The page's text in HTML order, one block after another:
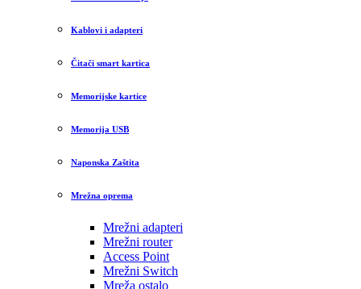
Kablovi i adapteri
Čitači smart kartica
Memorijske kartice
Memorija USB
Naponska Zaštita
Mrežna oprema
Mrežni adapteri
Mrežni router
Access Point
Mrežni Switch
Mreža ostalo